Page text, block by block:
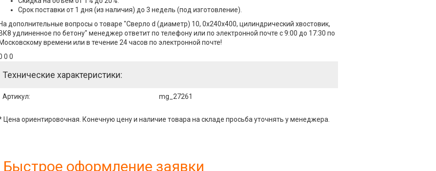
Срок поставки от 1 дня (из наличия) до 3 недель (под изготовление).
На дополнительные вопросы о товаре "Сверло d (диаметр) 10, 0х240х400, цилиндрический хвостовик,
ВК8 удлиненное по бетону" менеджер ответит по телефону или по электронной почте с 9:00 до 17:30 по
Московскому времени или в течение 24 часов по электронной почте!
0 0
Технические характеристики:
Артикул: mg_27261
Цена ориентировочная. Конечную цену и наличие товара на складе просьба уточнять у менеджера.
Быстрое оформление заявки